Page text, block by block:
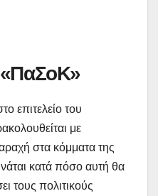
επιτελείο του
με
στα κόμματα της
κατά πόσο αυτή θα
τους πολιτικούς